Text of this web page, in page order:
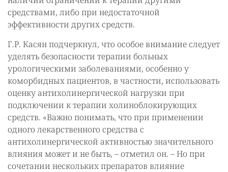
средствами, либо при недостаточной
эффективности других средств.
Г.Р. Касян подчеркнул, что особое внимание следует
уделять безопасности терапии больных
урологическими заболеваниями, особенно у
коморбидных пациентов, в частности, использовать
оценку антихолинергической нагрузки при
подключении к терапии холиноблокирующих
средств. «Важно понимать, что при применении
одного лекарственного средства с
антихолинергической активностью значительного
влияния может и не быть, – отметил он. – Но при
сочетании нескольких препаратов влияние